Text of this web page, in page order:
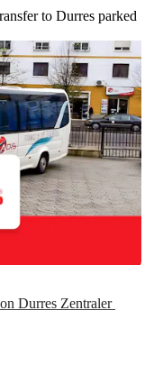
to Durres parked
Durres Zentraler